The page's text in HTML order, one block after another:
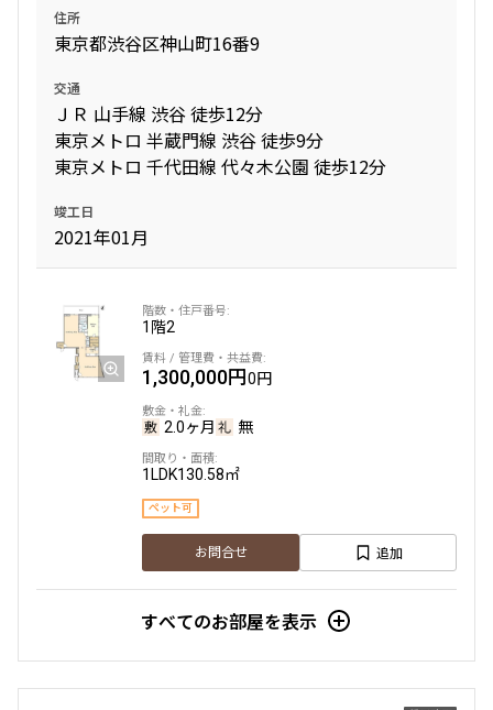
住所
東京都渋谷区神山町16番9
交通
ＪＲ 山手線 渋谷 徒歩12分
東京メトロ 半蔵門線 渋谷 徒歩9分
東京メトロ 千代田線 代々木公園 徒歩12分
竣工日
2021年01月
1階2
1,300,000円0円
2.0ヶ月 無
1LDK130.58㎡
ペット可
お問合せ 追加
すべてのお部屋を表示